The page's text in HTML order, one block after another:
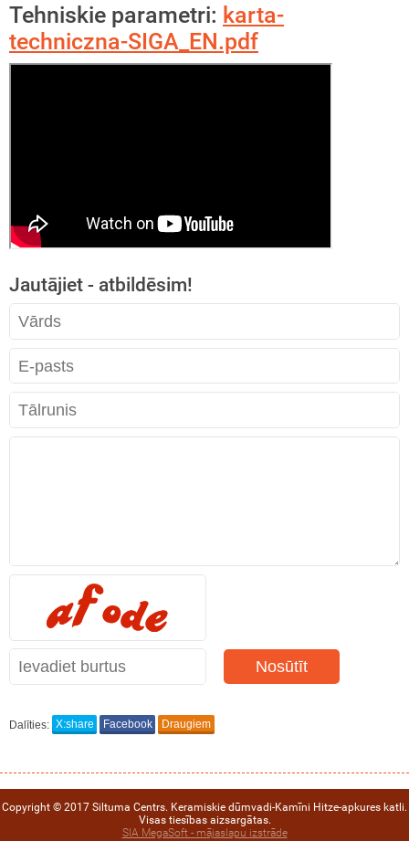
Tehniskie parametri: karta-
techniczna-SIGA_EN.pdf
Jautājiet - atbildēsim!
Nosūtīt
Dalīties: X:share Facebook Draugiem
Copyright © 2017 Siltuma Centrs. Keramiskie dūmvadi-Kamīni Hitze-apkures katli.
Visas tiesības aizsargātas.
SIA MegaSoft - mājaslapu izstrāde